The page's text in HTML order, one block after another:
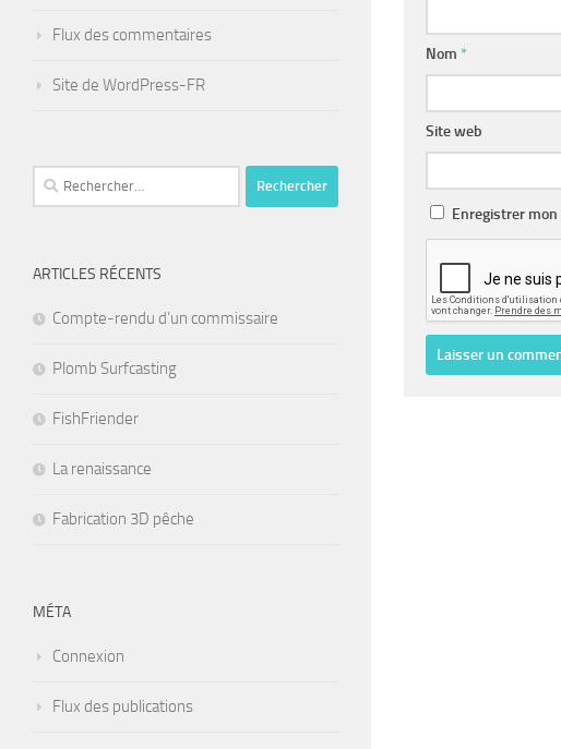
Nom *
Site web
Enregistrer
Flux des commentaires
Site de WordPress-FR
Rechercher :
ARTICLES RÉCENTS
Compte-rendu d’un commissaire
Plomb Surfcasting
FishFriender
La renaissance
Fabrication 3D pêche
MÉTA
Connexion
Flux des publications